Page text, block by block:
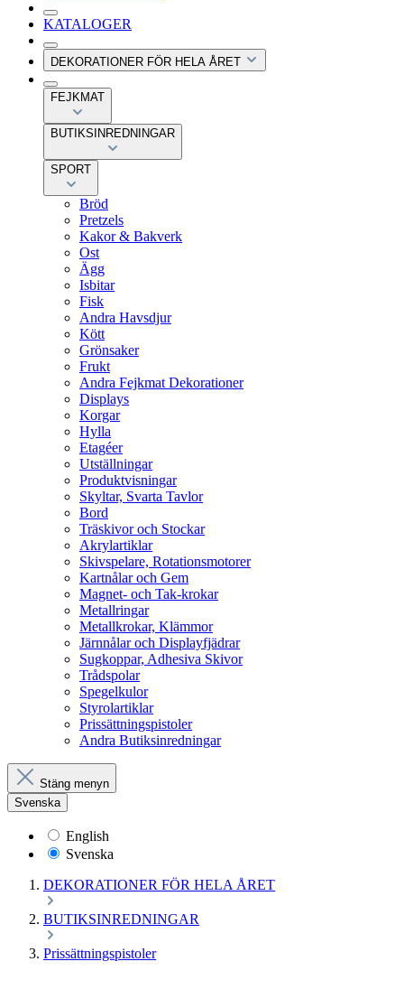
KATALOGER
DEKORATIONER FÖR HELA ÅRET
FEJKMAT
BUTIKSINREDNINGAR
SPORT
Bröd
Pretzels
Kakor & Bakverk
Ost
Ägg
Isbitar
Fisk
Andra Havsdjur
Kött
Grönsaker
Frukt
Andra Fejkmat Dekorationer
Displays
Korgar
Hylla
Etagéer
Utställningar
Produktvisningar
Skyltar, Svarta Tavlor
Bord
Träskivor och Stockar
Akrylartiklar
Skivspelare, Rotationsmotorer
Kartnålar och Gem
Magnet- och Tak-krokar
Metallringar
Metallkrokar, Klämmor
Järnnålar och Displayfjädrar
Sugkoppar, Adhesiva Skivor
Trådspolar
Spegelkulor
Styrolartiklar
Prissättningspistoler
Andra Butiksinredningar
Stäng menyn
Svenska
English
Svenska
DEKORATIONER FÖR HELA ÅRET
BUTIKSINREDNINGAR
Prissättningspistoler